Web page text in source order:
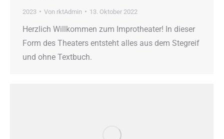
2023 Von rktAdmin 13. Oktober 2022
Herzlich Willkommen zum Improtheater! In dieser
Form des Theaters entsteht alles aus dem Stegreif
und ohne Textbuch.